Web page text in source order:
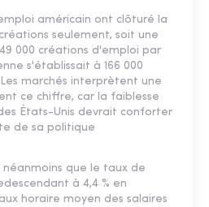
américain ont clôturé la
seulement, soit une
000 créations d'emploi par
s'établissait à 166 000
marchés interprètent une
ce chiffre, car la faiblesse
États-Unis devrait conforter
de sa politique
que le taux de
à 4,4 % en
horaire moyen des salaires